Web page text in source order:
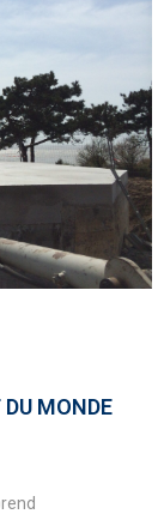
DU MONDE